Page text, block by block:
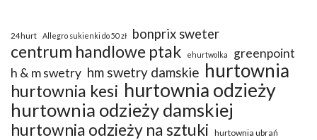
24hurt Allegro sukienki do 50 zł bonprix sweter
centrum handlowe ptak ehurtwolka
greenpoint
h & m swetry hm swetry damskie hurtownia
hurtownia kesi hurtownia odzieży
hurtownia odzieży damskiej
hurtownia odzieży na sztuki hurtownia ubrań